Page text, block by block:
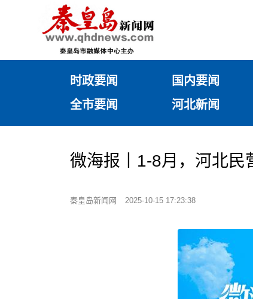
时政要闻 国内要闻
全市要闻
河北新闻
微海报丨1-8月，河北民
秦皇岛新闻网 2025-10-15 17:23:38